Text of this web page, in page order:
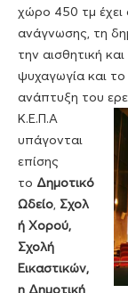
χώρο 450 τμ έχει
ανάγνωσης, τη
την αισθητική
ψυχαγωγία και
ανάπτυξη του
Κ.Ε.Π.Α
υπάγονται
επίσης
το Δημοτικό
Ωδείο, Σχολ
ή Χορού,
Σχολή
Εικαστικών,
η Δημοτική